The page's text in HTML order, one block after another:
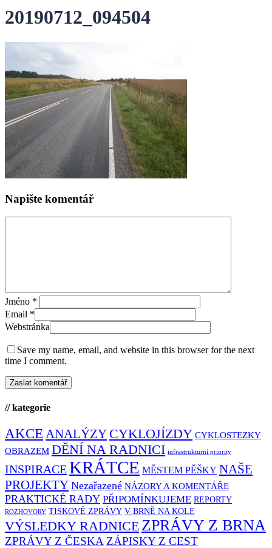
20190712_094504
Napište komentář
Jméno *
Email *
Webstránka
Save my name, email, and website in this browser for the next
time I comment.
// kategorie
AKCE ANALÝZY CYKLOJÍZDY CYKLOSTEZKY
OBRAZEM DĚNÍ NA RADNICI infrastrukturní priority
INSPIRACEKRÁTCE MĚSTEM PĚŠKY NAŠE
PROJEKTY Nezařazené NÁZORY A KOMENTÁŘE
PRAKTICKÉ RADY PŘIPOMÍNKUJEME REPORTY
ROZHOVORY TISKOVÉ ZPRÁVY V BRNĚ NA KOLE
VÝSLEDKY RADNICE ZPRÁVY Z BRNA
ZPRÁVY Z ČESKA ZÁPISKY Z CEST